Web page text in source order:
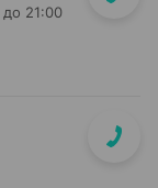
до 21:00